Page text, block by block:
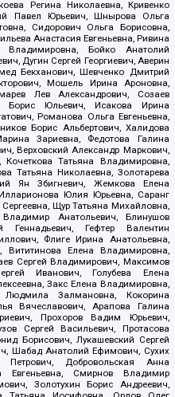
Регина Николаевна, Кривенко
Павел Юрьевич, Шнырова Ольга
Сидорович Ольга Борисовна,
Анастасия Евгеньевна, Ривина
Бойко Анатолий
Дугин Сергей Георгиевич, Аверин
Бекханович, Шевченко Дмитрий
Мошель Ирина Ароновна,
Лев Александрович, Созаев
Борис Юльевич, Исакова Ирина
Романова Ольга Евгеньевна,
Борис Альбертович, Халидова
Зариевна, Федотова Галина
Верховский Александр Маркович,
Татьяна Владимировна,
Татьяна Николаевна, Золотарева
Ян Збигневич, Жемкова Елена
Юлия Юрьевна, Саранг
Щур Татьяна Михайловна,
Анатольевич, Блинушов
Гефтер Валентин
Флиге Ирина Анатольевна,
Вититинова Елена Владимировна,
Сергей Владимирович, Максимов
Иванович, Голубева Елена
Закс Елена Владимировна,
Залмановна, Кокорина
Вячеславович, Арапова Галина
Прохоров Вадим Юрьевич,
Сергей Васильевич, Протасова
Борисович, Лукашевский Сергей
Шабад Анатолий Ефимович, Сухих
Добровольская Анна
Евгеньевна, Смирнов Владимир
Золотухин Борис Андреевич,